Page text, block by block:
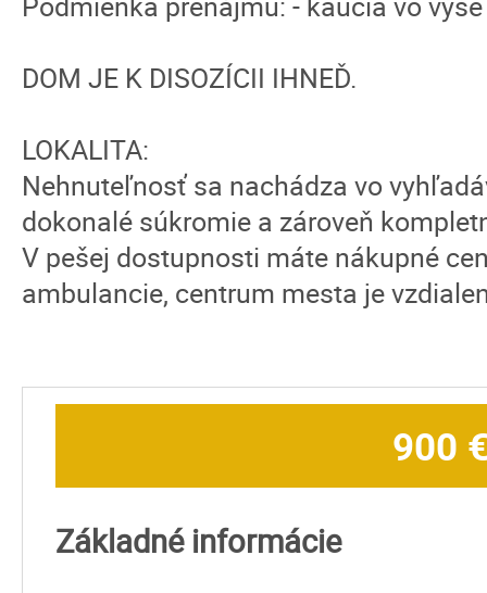
DOM JE K DISOZÍCII IHNEĎ.
LOKALITA:
Nehnuteľnosť sa nachádza vo
dokonalé súkromie a zároveň
V pešej dostupnosti máte nákupné
ambulancie, centrum mesta je
900
Základné informácie